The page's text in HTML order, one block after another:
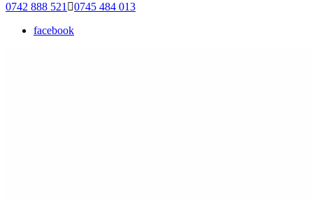
0742 888 521
0745 484 013
facebook